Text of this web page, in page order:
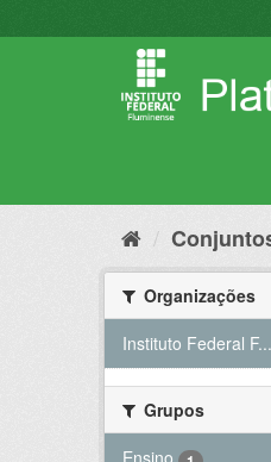
para
Organizações
Instituto Federal F...
Grupos